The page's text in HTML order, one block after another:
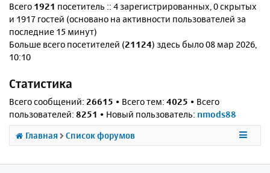
Всего 1921 посетитель :: 4 зарегистрированных, 0 скрытых
и 1917 гостей (основано на активности пользователей за
последние 15 минут)
Больше всего посетителей (21124) здесь было 08 мар 2026,
10:10
Статистика
Всего сообщений: 26615 • Всего тем: 4025 • Всего
пользователей: 8251 • Новый пользователь: nmods88
Главная Список форумов